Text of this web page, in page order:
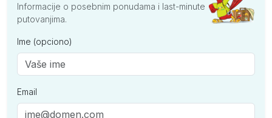
Informacije o posebnim ponudama i last-minute
putovanjima.
Ime (opciono)
Email